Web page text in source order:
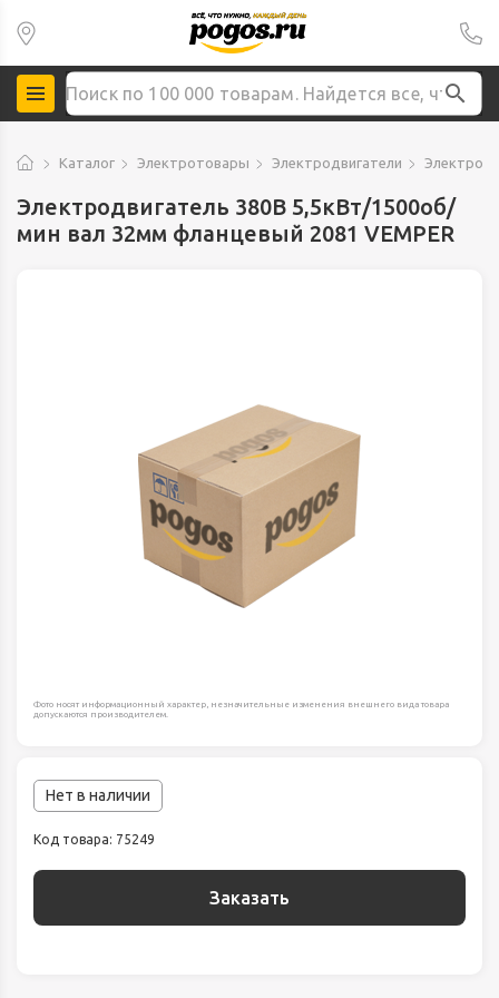
Каталог Электротовары Электродвигатели
Электродвигатель 380В 5,5кВт/1500об/
мин вал 32мм фланцевый 2081 VEMPER
Фото носят информационный характер, незначительные изменения внешнего вида товара
допускаются производителем.
Нет в наличии
Код товара: 75249
Заказать